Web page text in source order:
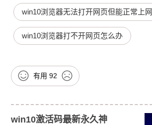
win10浏览器无法打开网页但能正常上网
win10浏览器打不开网页怎么办
有用 92
win10激活码最新永久神